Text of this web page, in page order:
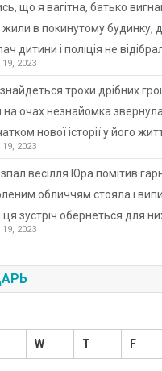
що я вагітна, батько
в покинутому будинку,
дитини і поліція не
2023
трохи дрібних
очах незнайомка
нової історії у його
2023
весілля Юра помітив
обличчям стояла і
зустріч обернеться для
2023
W T F